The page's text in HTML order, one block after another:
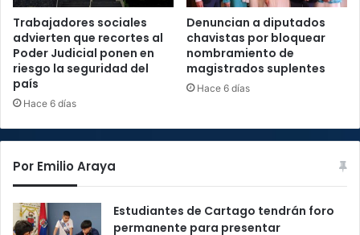
Trabajadores sociales
advierten que recortes al
Poder Judicial ponen en
riesgo la seguridad del
país
Hace 6 días
Denuncian a diputados
chavistas por bloquear
nombramiento de
magistrados suplentes
Hace 6 días
Por Emilio Araya
Estudiantes de Cartago tendrán foro
permanente para presentar